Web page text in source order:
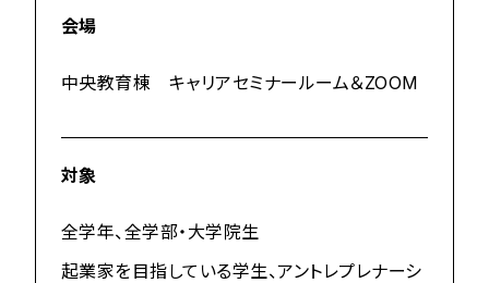
会場
中央教育棟 キャリアセミナールーム＆ZOOM
対象
全学年、全学部・大学院生
起業家を目指している学生、アントレプレナーシ